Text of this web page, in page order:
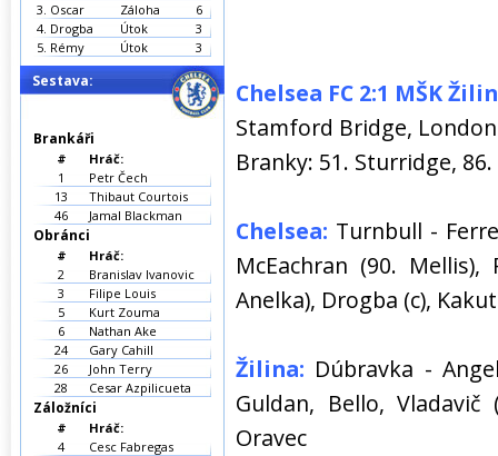
Chelsea FC 2:1 MŠK
Stamford Bridge, London
Branky: 51. Sturridge,
Chelsea: Turnbull -
McEachran (90.
Anelka), Drogba (c),
Žilina: Dúbravka -
Guldan, Bello,
Oravec
3. Oscar Záloha
6
4. Drogba Útok
3
5. Rémy Útok 3
Sestava:
Brankáři
#
Hráč:
1
Petr Čech
13
Thibaut Courtois
46
Jamal Blackman
Obránci
#
Hráč:
2
Branislav Ivanovic
3
Filipe Louis
5
Kurt Zouma
6
Nathan Ake
24
Gary Cahill
26
John Terry
28
Cesar Azpilicueta
Záložníci
#
Hráč:
4
Cesc Fabregas